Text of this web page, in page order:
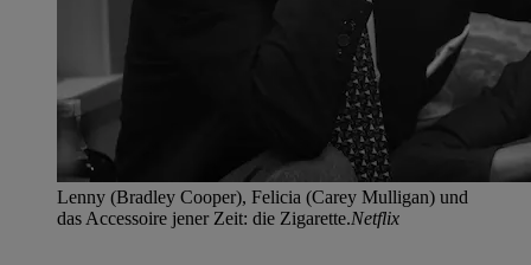
Lenny (Bradley Cooper), Felicia (Carey Mulligan) und
das Accessoire jener Zeit: die Zigarette.Netflix